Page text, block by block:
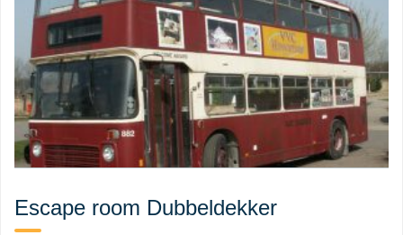
Escape room Dubbeldekker